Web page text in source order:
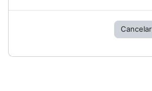
Cancelar